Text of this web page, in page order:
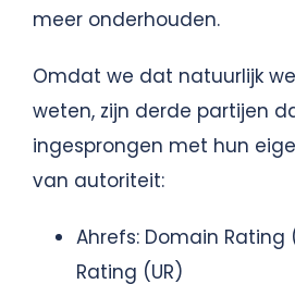
meer onderhouden.
Omdat we dat natuurlijk
weten, zijn derde partijen
ingesprongen met hun
van autoriteit:
Ahrefs: Domain Rating
Rating (UR)